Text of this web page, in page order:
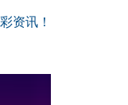
资讯！